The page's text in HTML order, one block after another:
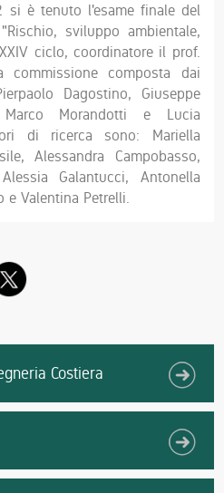
si è tenuto l'esame finale del
sviluppo ambientale,
ciclo, coordinatore il prof.
commissione composta dai
Dagostino, Giuseppe
Marco Morandotti e Lucia
di ricerca sono: Mariella
Alessandra Campobasso,
Galantucci, Antonella
e Valentina Petrelli.
Costiera